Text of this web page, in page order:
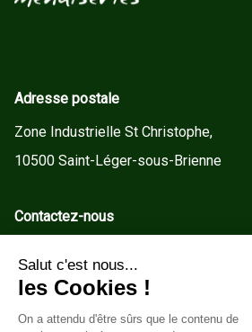
Adresse postale
Zone Industrielle St Christophe,
10500 Saint-Léger-sous-Brienne
Contactez-nous
Tel : +33(0)3 25 92 78 60